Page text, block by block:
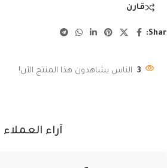
قارن
3 الناس يشاهدون هذا المنتج الآن!
آراء العملاء